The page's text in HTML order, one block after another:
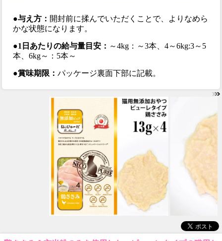
●与え方： 開封前に揉んでいただくことで、よりなめら
かな状態になります。
●1日あたりの給与量目安： ～4kg：～3本、4～6kg:3～5
本、6kg～：5本～
●賞味期限：パッケージ裏面下部に記載。